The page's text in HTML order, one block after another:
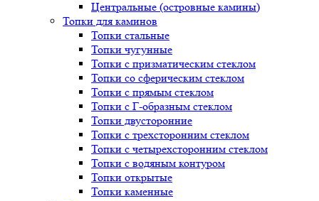
Центральные (островные камины)
Топки для каминов
Топки стальные
Топки чугунные
Топки с призматическим стеклом
Топки со сферическим стеклом
Топки с прямым стеклом
Топки с Г-образным стеклом
Топки двусторонние
Топки с трехсторонним стеклом
Топки с четырехсторонним стеклом
Топки с водяным контуром
Топки открытые
Топки каменные